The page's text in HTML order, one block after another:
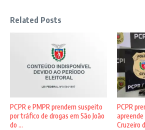
Related Posts
PCPR e PMPR prendem suspeito
por tráfico de drogas em São João
do ...
PCPR
Cruzeiro